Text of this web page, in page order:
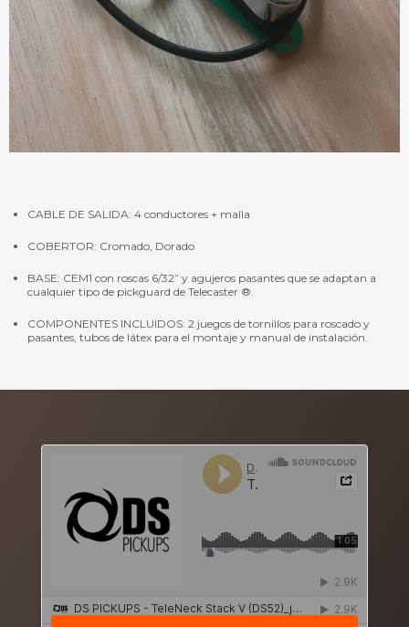
CABLE DE SALIDA: 4 conductores + malla
COBERTOR: Cromado, Dorado
BASE: CEM1 con roscas 6/32” y agujeros pasantes que se adaptan a
cualquier tipo de pickguard de Telecaster ®.
COMPONENTES INCLUIDOS: 2 juegos de tornillos para roscado y
pasantes, tubos de látex para el montaje y manual de instalación.